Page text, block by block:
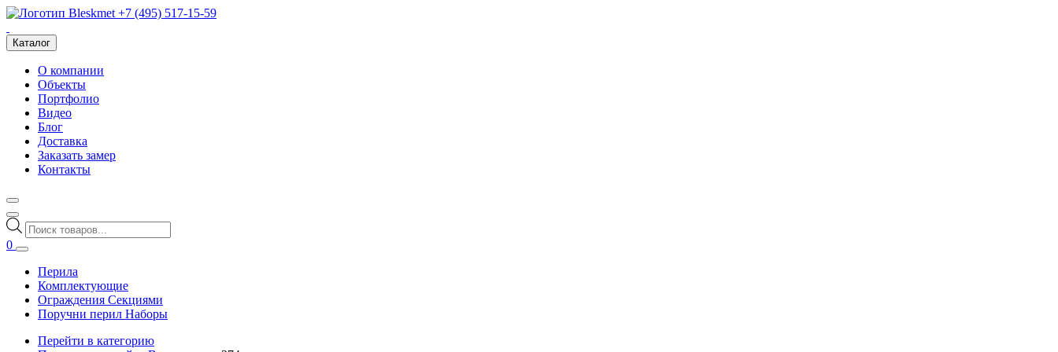
+7 (495) 517-15-59
Каталог
О компании
Объекты
Портфолио
Видео
Блог
Доставка
Заказать замер
Контакты
Поиск
товаров
0
Перила
Комплектующие
Ограждения Секциями
Поручни перил Наборы
Перейти в категорию